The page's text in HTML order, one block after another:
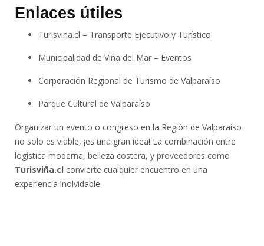
Enlaces útiles
Turisviña.cl – Transporte Ejecutivo y Turístico
Municipalidad de Viña del Mar – Eventos
Corporación Regional de Turismo de Valparaíso
Parque Cultural de Valparaíso
Organizar un evento o congreso en la Región de Valparaíso
no solo es viable, ¡es una gran idea! La combinación entre
logística moderna, belleza costera, y proveedores como
Turisviña.cl convierte cualquier encuentro en una
experiencia inolvidable.